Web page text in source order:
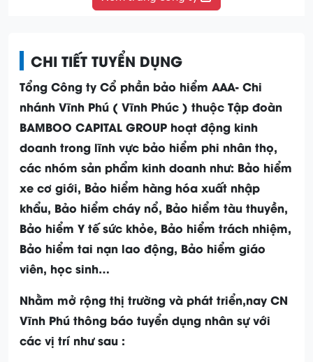
CHI TIẾT TUYỂN DỤNG
Tổng Công ty Cổ phần bảo hiểm AAA- Chi
nhánh Vĩnh Phú ( Vĩnh Phúc ) thuộc Tập đoàn
BAMBOO CAPITAL GROUP hoạt động kinh
doanh trong lĩnh vực bảo hiểm phi nhân thọ,
các nhóm sản phẩm kinh doanh như: Bảo hiểm
xe cơ giới, Bảo hiểm hàng hóa xuất nhập
khẩu, Bảo hiểm cháy nổ, Bảo hiểm tàu thuyền,
Bảo hiểm Y tế sức khỏe, Bảo hiểm trách nhiệm,
Bảo hiểm tai nạn lao động, Bảo hiểm giáo
viên, học sinh…
Nhằm mở rộng thị trường và phát triển,nay CN
Vĩnh Phú thông báo tuyển dụng nhân sự với
các vị trí như sau :